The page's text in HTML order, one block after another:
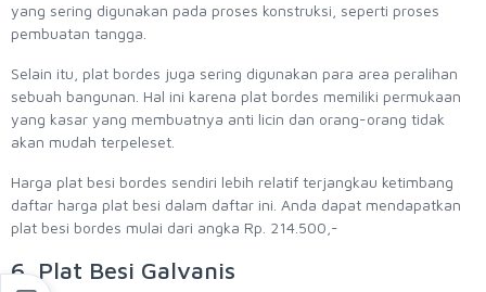
yang sering digunakan pada proses konstruksi, seperti proses
pembuatan tangga.
Selain itu, plat bordes juga sering digunakan para area peralihan
sebuah bangunan. Hal ini karena plat bordes memiliki permukaan
yang kasar yang membuatnya anti licin dan orang-orang tidak
akan mudah terpeleset.
Harga plat besi bordes sendiri lebih relatif terjangkau ketimbang
daftar harga plat besi dalam daftar ini. Anda dapat mendapatkan
plat besi bordes mulai dari angka Rp. 214.500,-
6. Plat Besi Galvanis